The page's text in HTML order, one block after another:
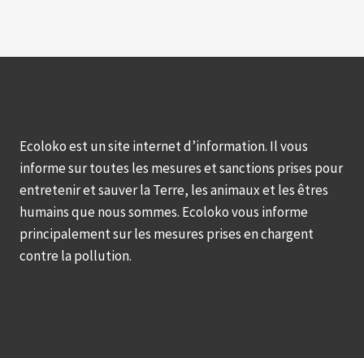
Ecoloko est un site internet d’information. Il vous
informe sur toutes les mesures et sanctions prises pour
entretenir et sauver la Terre, les animaux et les êtres
humains que nous sommes. Ecoloko vous informe
principalement sur les mesures prises en chargent
contre la pollution.